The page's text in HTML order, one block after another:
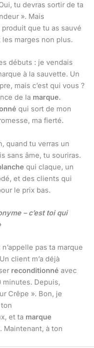
tu devras sortir de ta
». Mais
que tu as sauvé
les marges non plus.
débuts : je vendais
à la sauvette. Un
mais c’est qui vous ?
de la marque.
qui sort de mon
ma fierté.
quand tu verras un
sans âme, tu souriras.
qui claque, un
et des clients qui
le prix bas.
– c’est toi qui
pas ta marque
client m’a déjà
reconditionné avec
minutes. Depuis,
Crêpe ». Bon, je
et ta marque
Maintenant, à ton